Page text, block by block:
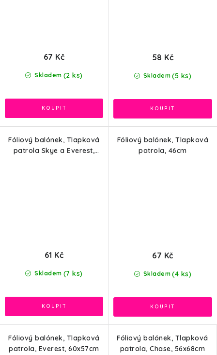
Skladem (2 ks)
67 Kč
Skladem (5 ks)
58 Kč
Fóliový balónek, Tlapková
patrola Skye a Everest,
Skladem (7 ks)
61 Kč
Fóliový balónek, Tlapková
patrola, 46cm
Skladem (4 ks)
67 Kč
Fóliový balónek, Tlapková
patrola, Everest, 60x57cm
Fóliový balónek, Tlapková
patrola, Chase, 56x68cm